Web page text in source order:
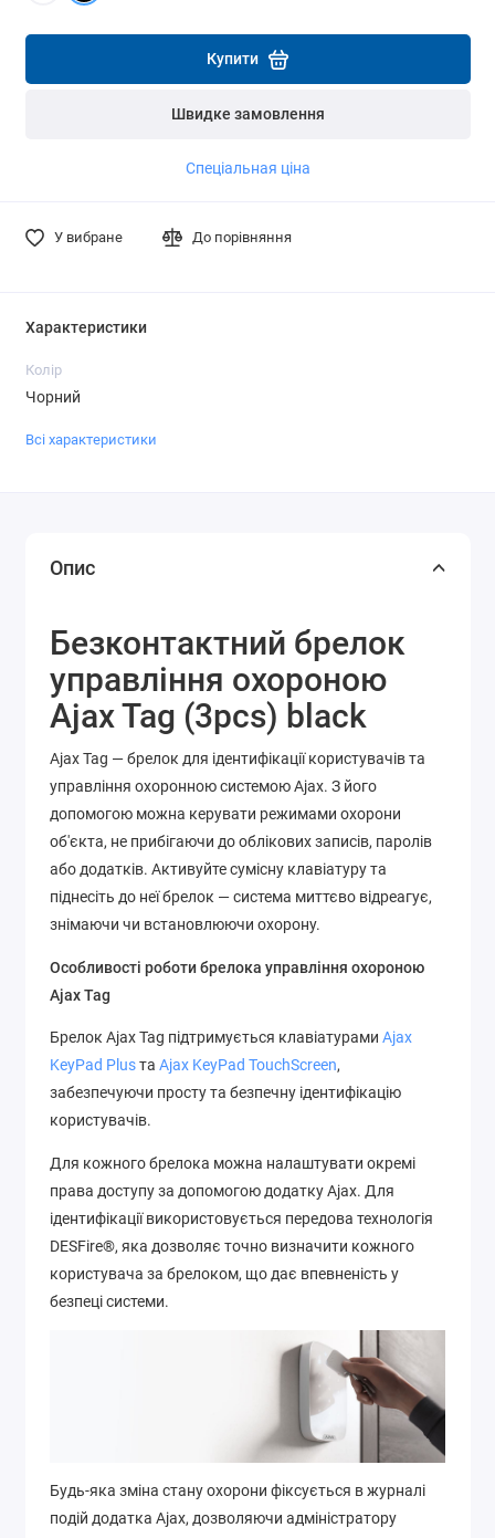
Купити
Швидке замовлення
Спеціальная ціна
У вибране До порівняння
Характеристики
Колір
Чорний
Всі характеристики
Опис
Безконтактний брелок
управління охороною
Ajax Tag (3pcs) black
Ajax Tag — брелок для ідентифікації користувачів та
управління охоронною системою Ajax. З його
допомогою можна керувати режимами охорони
об'єкта, не прибігаючи до облікових записів, паролів
або додатків. Активуйте сумісну клавіатуру та
піднесіть до неї брелок — система миттєво відреагує,
знімаючи чи встановлюючи охорону.
Особливості роботи брелока управління охороною
Ajax Tag
Брелок Ajax Tag підтримується клавіатурами Ajax
KeyPad Plusта Ajax KeyPad TouchScreen,
забезпечуючи просту та безпечну ідентифікацію
користувачів.
Для кожного брелока можна налаштувати окремі
права доступу за допомогою додатку Ajax. Для
ідентифікації використовується передова технологія
DESFire®, яка дозволяє точно визначити кожного
користувача за брелоком, що дає впевненість у
безпеці системи.
Будь-яка зміна стану охорони фіксується в журналі
подій додатка Ajax, дозволяючи адміністратору